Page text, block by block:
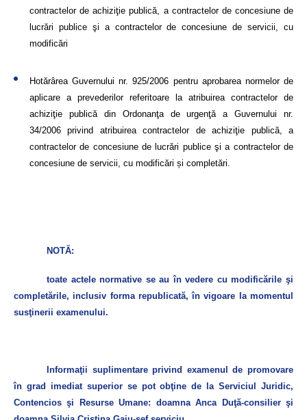
contractelor de achiziţie publică, a contractelor de concesiune de
lucrări publice şi a contractelor de concesiune de servicii, cu
modificări
Hotărârea Guvernului nr. 925/2006 pentru aprobarea normelor de
aplicare a prevederilor referitoare la atribuirea contractelor de
achiziţie publică din Ordonanţa de urgenţă a Guvernului nr.
34/2006 privind atribuirea contractelor de achiziţie publică, a
contractelor de concesiune de lucrări publice şi a contractelor de
concesiune de servicii, cu modificări și completări.
NOTĂ:
toate actele normative se au în vedere cu modificările şi
completările, inclusiv forma republicată, în vigoare la momentul
susţinerii examenului.
Informaţii suplimentare privind examenul de promovare
în grad imediat superior se pot obţine de la Serviciul Juridic,
Contencios şi Resurse Umane: doamna Anca Duţă-consilier şi